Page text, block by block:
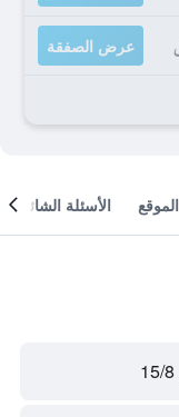
عرض الصفقة
الموقع الأسئلة الشائعة